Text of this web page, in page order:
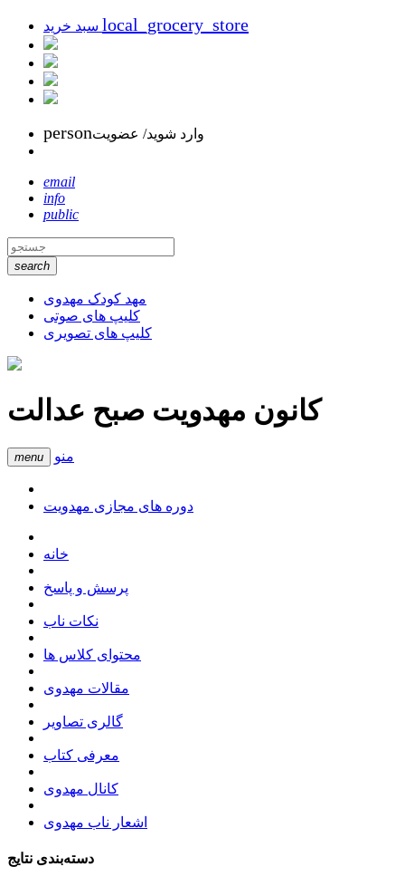
local_grocery_store
personوارد شوید/ عضویت
email
info
public
search
مهد کودک مهدوی
کلیپ های صوتی
کلیپ های تصویری
کانون مهدویت صبح عدالت
menu منو
دوره های مجازی مهدویت
خانه
پرسش و پاسخ
نکات ناب
محتوای کلاس ها
مقالات مهدوی
گالری تصاویر
معرفی کتاب
کانال مهدوی
اشعار ناب مهدوی
دسته‌بندی نتایج